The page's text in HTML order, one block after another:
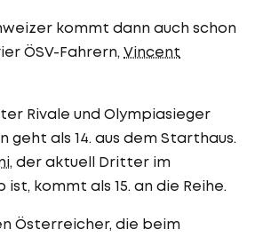
kommt dann auch schon
ÖSV-Fahrern, Vincent
Rivale und Olympiasieger
geht als 14. aus dem Starthaus.
, der aktuell Dritter im
kommt als 15. an die Reihe.
Österreicher, die beim